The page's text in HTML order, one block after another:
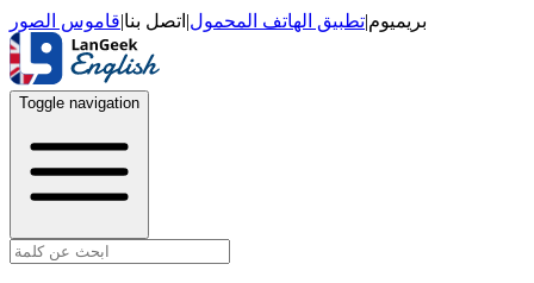
بريميوم|تطبيق الهاتف المحمول| اتصل بنا|قاموس الصور
Toggle navigation